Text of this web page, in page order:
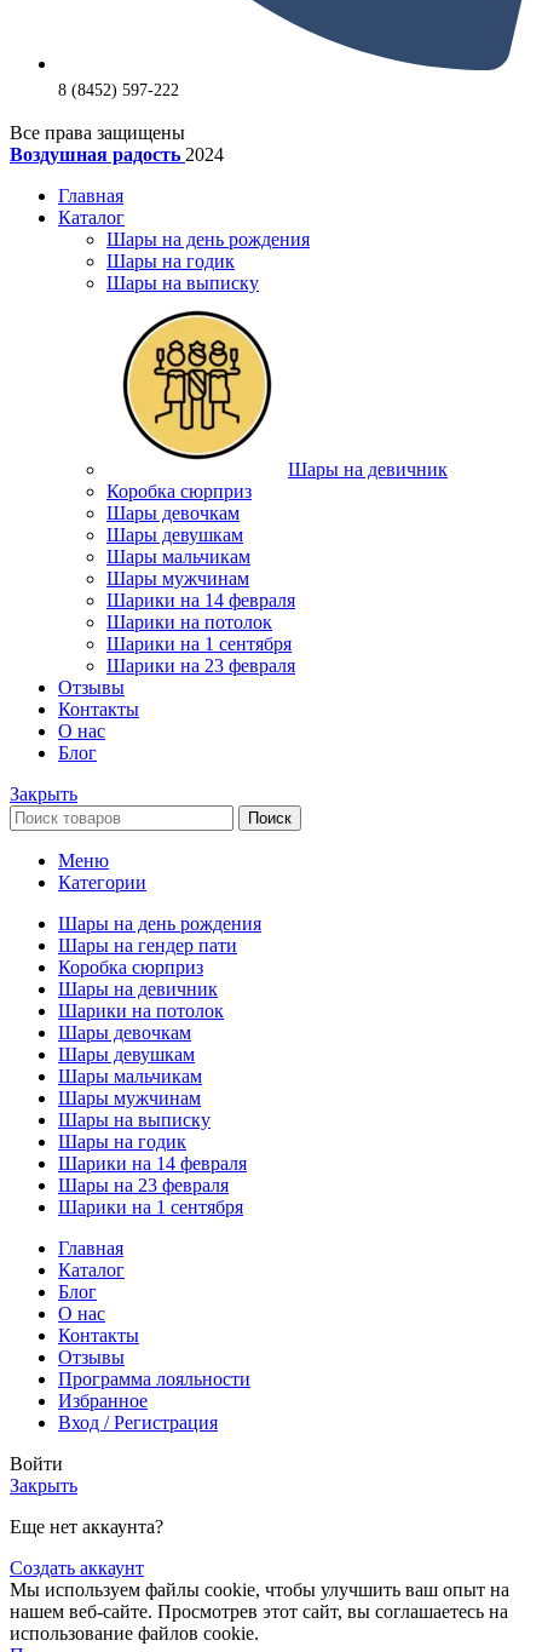
8 (8452) 597-222
Все права защищены
Воздушная радость 2024
Главная
Каталог
Шары на день рождения
Шары на годик
Шары на выписку
Шары на девичник
Коробка сюрприз
Шары девочкам
Шары девушкам
Шары мальчикам
Шары мужчинам
Шарики на 14 февраля
Шарики на потолок
Шарики на 1 сентября
Шарики на 23 февраля
Отзывы
Контакты
О нас
Блог
Закрыть
Поиск
Меню
Категории
Шары на день рождения
Шары на гендер пати
Коробка сюрприз
Шары на девичник
Шарики на потолок
Шары девочкам
Шары девушкам
Шары мальчикам
Шары мужчинам
Шары на выписку
Шары на годик
Шарики на 14 февраля
Шары на 23 февраля
Шарики на 1 сентября
Главная
Каталог
Блог
О нас
Контакты
Отзывы
Программа лояльности
Избранное
Вход / Регистрация
Войти
Закрыть
Еще нет аккаунта?
Создать аккаунт
Мы используем файлы cookie, чтобы улучшить ваш опыт на
нашем веб-сайте. Просмотрев этот сайт, вы соглашаетесь на
использование файлов cookie.